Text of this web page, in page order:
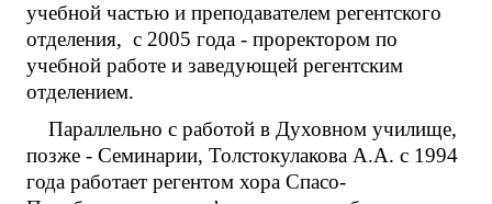
учебной частью и преподавателем регентского
отделения, с 2005 года - проректором по
учебной работе и заведующей регентским
отделением.
Параллельно с работой в Духовном училище,
позже - Семинарии, Толстокулакова А.А. с 1994
года работает регентом хора Спасо-